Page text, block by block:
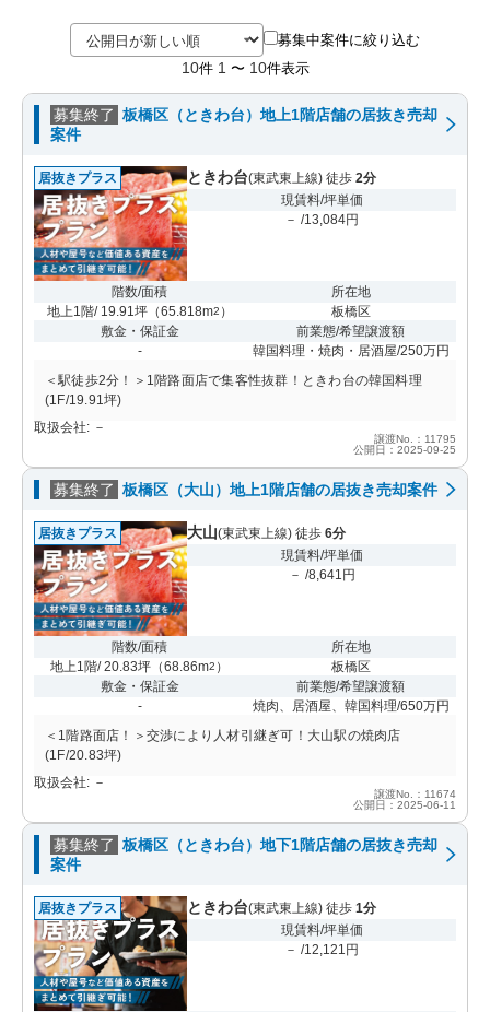
募集中案件に絞り込む
10件 1 〜 10件表示
募集終了 板橋区（ときわ台）地上1階店舗の居抜き売却
案件
居抜きプラス ときわ台(東武東上線) 徒歩 2分
現賃料/坪単価
－ /13,084円
階数/面積
地上1階/ 19.91坪（65.818m2 ）
所在地
板橋区
敷金・保証金
-
前業態/希望譲渡額
韓国料理・焼肉・居酒屋/250万円
＜駅徒歩2分！＞1階路面店で集客性抜群！ときわ台の韓国料理
(1F/19.91坪)
取扱会社: －
譲渡No.：11795
公開日：2025-09-25
募集終了 板橋区（大山）地上1階店舗の居抜き売却案件
居抜きプラス 大山(東武東上線) 徒歩 6分
現賃料/坪単価
－ /8,641円
階数/面積
地上1階/ 20.83坪 （68.86m2 ）
所在地
板橋区
敷金・保証金
-
前業態/希望譲渡額
焼肉、居酒屋、韓国料理/650万円
＜1階路面店！＞交渉により人材引継ぎ可！大山駅の焼肉店
(1F/20.83坪)
取扱会社: －
譲渡No.：11674
公開日：2025-06-11
募集終了 板橋区（ときわ台）地下1階店舗の居抜き売却
案件
居抜きプラス ときわ台(東武東上線) 徒歩 1分
現賃料/坪単価
－ /12,121円